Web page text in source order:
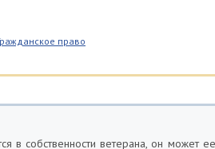
право
в собственности ветерана, он может